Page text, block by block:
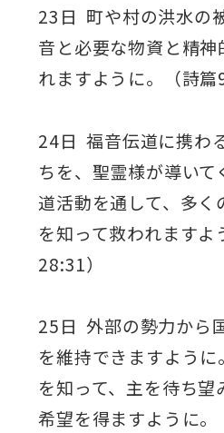
23日 町や村の洪水の
音と必要な物資と精神
れますように。（詩篇
24日 福音伝道に携わ
ちを、聖霊様が導い
道活動を通して、多く
を知って救われますよ
28:31）
25日 外部の勢力から
を維持できますよう
を知って、主を待ち望
希望を得ますように